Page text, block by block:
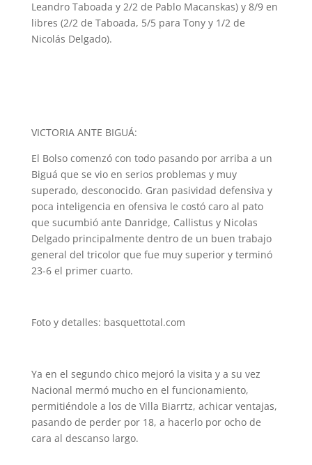
Leandro Taboada y 2/2 de Pablo Macanskas) y 8/9 en
libres (2/2 de Taboada, 5/5 para Tony y 1/2 de
Nicolás Delgado).
VICTORIA ANTE BIGUÁ:
El Bolso comenzó con todo pasando por arriba a un
Biguá que se vio en serios problemas y muy
superado, desconocido. Gran pasividad defensiva y
poca inteligencia en ofensiva le costó caro al pato
que sucumbió ante Danridge, Callistus y Nicolas
Delgado principalmente dentro de un buen trabajo
general del tricolor que fue muy superior y terminó
23-6 el primer cuarto.
Foto y detalles: basquettotal.com
Ya en el segundo chico mejoró la visita y a su vez
Nacional mermó mucho en el funcionamiento,
permitiéndole a los de Villa Biarrtz, achicar ventajas,
pasando de perder por 18, a hacerlo por ocho de
cara al descanso largo.